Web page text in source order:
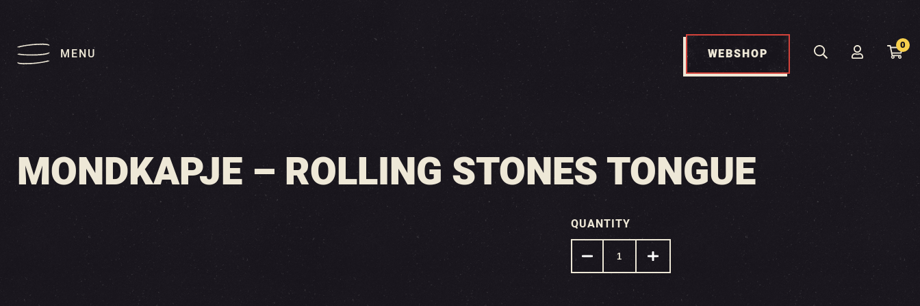
MENU WEBSHOP
0
MONDKAPJE – ROLLING STONES TONGUE
QUANTITY